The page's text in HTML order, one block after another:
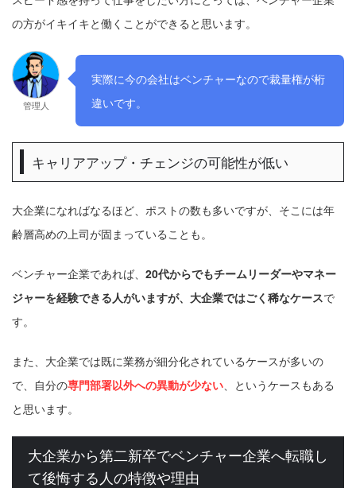
の方がイキイキと働くことができると思います。
管理人
実際に今の会社はベンチャーなので裁量権が桁
違いです。
キャリアアップ・チェンジの可能性が低い
大企業になればなるほど、ポストの数も多いですが、そこには年
齢層高めの上司が固まっていることも。
ベンチャー企業であれば、 20代からでもチームリーダーやマネー
ジャーを経験できる人がいますが、大企業ではごく稀なケースで
す。
また、大企業では既に業務が細分化されているケースが多いの
で、自分の専門部署以外への異動が少ない 、というケースもある
と思います。
大企業から第二新卒でベンチャー企業へ転職し
て後悔する人の特徴や理由